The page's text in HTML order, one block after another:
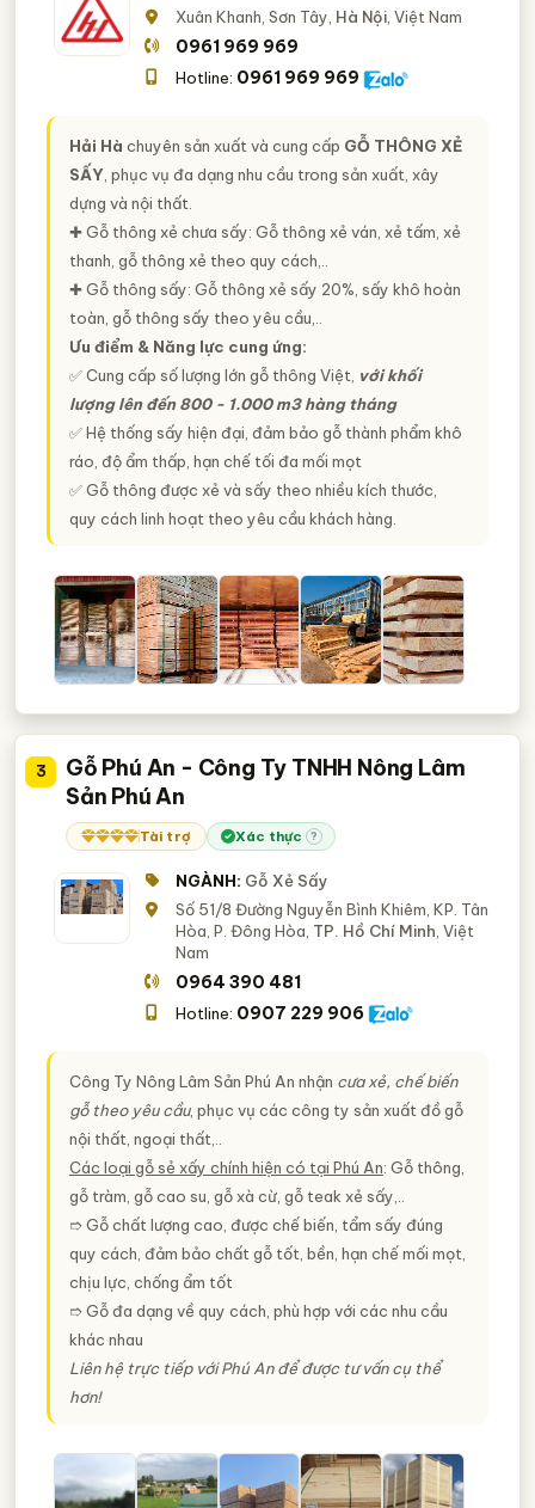
Xuân Khanh, Sơn Tây, Hà Nội, Việt Nam
0961 969 969
Hotline: 0961 969 969
Hải Hà chuyên sản xuất và cung cấp GỖ THÔNG XẺ
SẤY, phục vụ đa dạng nhu cầu trong sản xuất, xây
dựng và nội thất.
✚ Gỗ thông xẻ chưa sấy: Gỗ thông xẻ ván, xẻ tấm, xẻ
thanh, gỗ thông xẻ theo quy cách,..
✚ Gỗ thông sấy: Gỗ thông xẻ sấy 20%, sấy khô hoàn
toàn, gỗ thông sấy theo yêu cầu,..
Ưu điểm & Năng lực cung ứng:
✅ Cung cấp số lượng lớn gỗ thông Việt, với khối
lượng lên đến 800 - 1.000 m3 hàng tháng
✅ Hệ thống sấy hiện đại, đảm bảo gỗ thành phẩm khô
ráo, độ ẩm thấp, hạn chế tối đa mối mọt
✅ Gỗ thông được xẻ và sấy theo nhiều kích thước,
quy cách linh hoạt theo yêu cầu khách hàng.
3
Gỗ Phú An - Công Ty TNHH Nông Lâm
Sản Phú An
Tài trợ Xác thực ?
NGÀNH: Gỗ Xẻ Sấy
Số 51/8 Đường Nguyễn Bình Khiêm, KP. Tân
Hòa, P. Đông Hòa, TP. Hồ Chí Minh , Việt
Nam
0964 390 481
Hotline: 0907 229 906
Công Ty Nông Lâm Sản Phú An nhận cưa xẻ, chế biến
gỗ theo yêu cầu, phục vụ các công ty sản xuất đồ gỗ
nội thất, ngoại thất,..
Các loại gỗ sẻ xấy chính hiện có tại Phú An: Gỗ thông,
gỗ tràm, gỗ cao su, gỗ xà cừ, gỗ teak xẻ sấy,..
➱ Gỗ chất lượng cao, được chế biến, tẩm sấy đúng
quy cách, đảm bảo chất gỗ tốt, bền, hạn chế mối mọt,
chịu lực, chống ẩm tốt
➱ Gỗ đa dạng về quy cách, phù hợp với các nhu cầu
khác nhau
Liên hệ trực tiếp với Phú An để được tư vấn cụ thể
hơn!